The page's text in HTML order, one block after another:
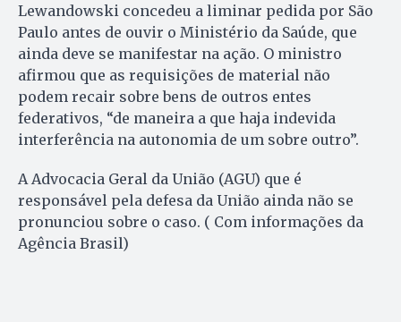
Lewandowski concedeu a liminar pedida por São
Paulo antes de ouvir o Ministério da Saúde, que
ainda deve se manifestar na ação. O ministro
afirmou que as requisições de material não
podem recair sobre bens de outros entes
federativos, “de maneira a que haja indevida
interferência na autonomia de um sobre outro”.
A Advocacia Geral da União (AGU) que é
responsável pela defesa da União ainda não se
pronunciou sobre o caso. ( Com informações da
Agência Brasil)